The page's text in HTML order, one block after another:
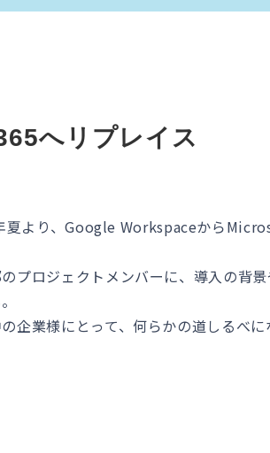
へリプレイス
夏より、Google Workspaceから
プロジェクトメンバーに、導入の背
企業様にとって、何らかの道しるべに